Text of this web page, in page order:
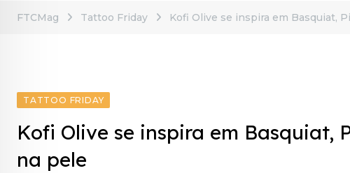
FTCMag Tattoo Friday Kofi Olive se inspira em Basquiat,
TATTOO FRIDAY
Kofi Olive se inspira em Basquiat,
na pele